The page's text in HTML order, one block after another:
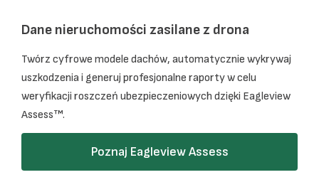
Dane nieruchomości zasilane z drona
Twórz cyfrowe modele dachów, automatycznie wykrywaj
uszkodzenia i generuj profesjonalne raporty w celu
weryfikacji roszczeń ubezpieczeniowych dzięki Eagleview
Assess™.
Poznaj Eagleview Assess